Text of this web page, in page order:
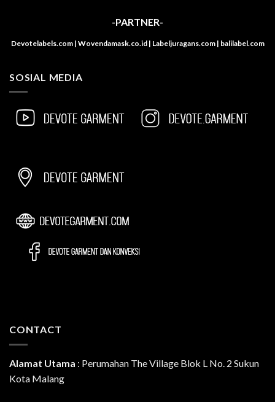
-PARTNER-
Devotelabels.com | Wovendamask.co.id | Labeljuragans.com | balilabel.com
SOSIAL MEDIA
CONTACT
Alamat Utama : Perumahan The Village Blok L No. 2 Sukun
Kota Malang